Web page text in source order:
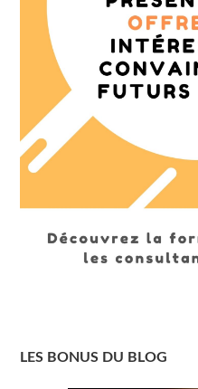
LES BONUS DU BLOG